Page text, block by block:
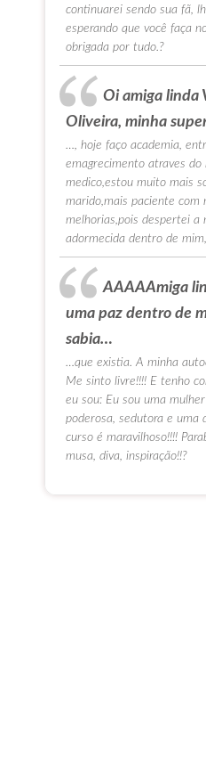
continuarei sendo sua fã,
esperando que você faça
obrigada por tudo.?
Oi amiga linda
Oliveira, minha
…, hoje faço academia,
emagrecimento atraves do
medico,estou muito mais
marido,mais paciente com
melhorias,pois despertei a
adormecida dentro de
AAAAAmiga
uma paz dentro de
sabia…
…que existia. A minha
Me sinto livre!!!! E tenho
eu sou: Eu sou uma
poderosa, sedutora e uma
curso é maravilhoso!!!!
musa, diva, inspiração!!?